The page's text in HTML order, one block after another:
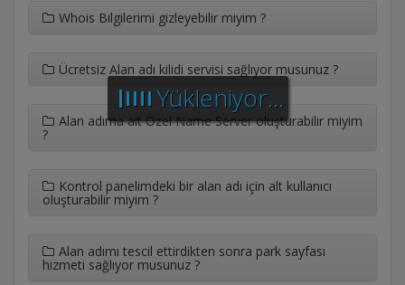
Yükleniyor...
Whois Bilgilerimi gizleyebilir miyim ?
Ücretsiz Alan adı kilidi servisi sağlıyor musunuz ?
Alan adıma ait Özel Name Server oluşturabilir miyim
?
Kontrol panelimdeki bir alan adı için alt kullanıcı
oluşturabilir miyim ?
Alan adımı tescil ettirdikten sonra park sayfası
hizmeti sağlıyor musunuz ?